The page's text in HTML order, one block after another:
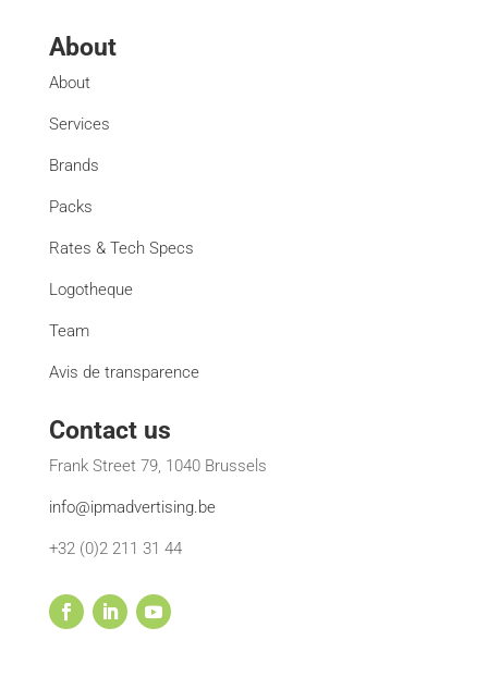
About
About
Services
Brands
Packs
Rates & Tech Specs
Logotheque
Team
Avis de transparence
Contact us
Frank Street 79, 1040 Brussels
info@ipmadvertising.be
+32 (0)2 211 31 44